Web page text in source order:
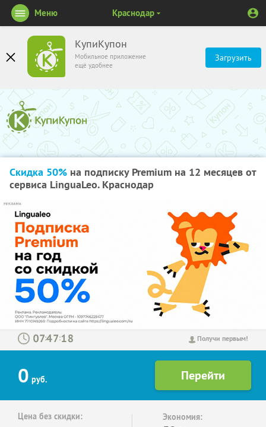
КупиКупон
Мобильное приложение
ещё удобнее
Загрузить
Меню Краснодар
Скидка 50% на подписку Premium на 12 месяцев от
сервиса LinguaLeo. Краснодар
Получи первым!
: :
0 руб.
Цена без скидки: Экономия: